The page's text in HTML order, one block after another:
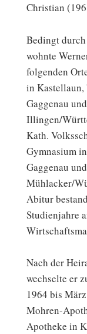
Christian
Bedingt
wohnte
folgenden
in Kastellaun,
Gaggenau
Illingen/
Kath.
Gymnasium
Gaggenau
Mühlacker/
Abitur
Studienjahre
Nach der
wechselte er
1964 bis
Mohren-
Apotheke in